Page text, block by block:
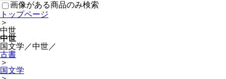
画像がある商品のみ検索
トップページ
＞
中世
中世
国文学／中世／
古書
＞
国文学